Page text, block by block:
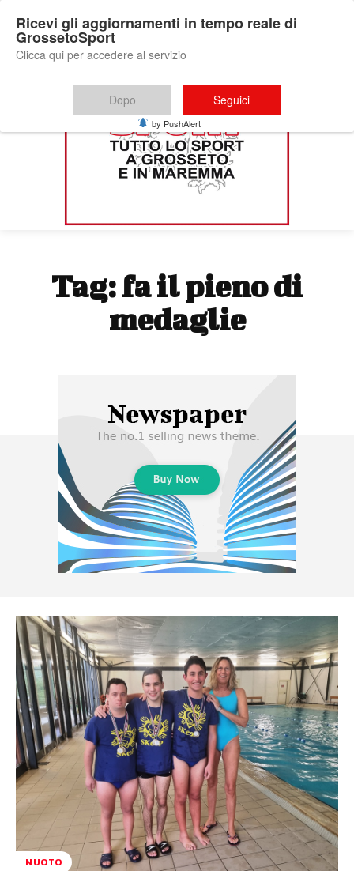
Tag:fa il pieno di
medaglie
NUOTO
Ricevi gli aggiornamenti in tempo reale di
GrossetoSport
Clicca qui per accedere al servizio
Dopo Seguici
by PushAlert